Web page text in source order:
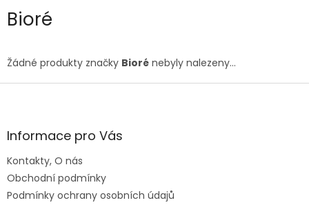
Bioré
Žádné produkty značky Bioré nebyly nalezeny...
Z
aInformace pro Vás
Kontakty, O nás
Obchodní podmínky
Podmínky ochrany osobních údajů